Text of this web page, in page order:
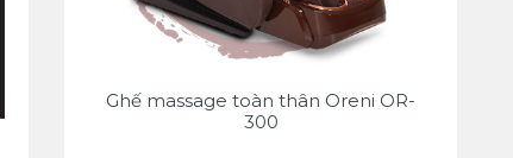
Ghế massage toàn thân Oreni OR-
300